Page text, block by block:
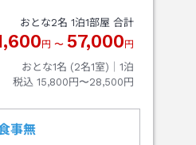
おとな2名 1泊1部屋 合計
円 〜 57,000 円
おとな1名 (2名1室)｜ 1泊
税込 15,800円〜28,500円
事無